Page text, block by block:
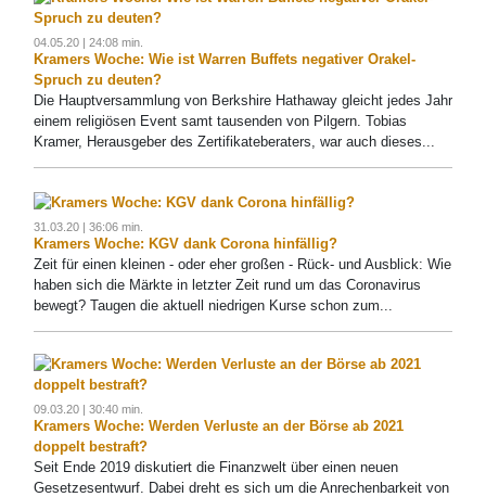
04.05.20 | 24:08 min.
Kramers Woche: Wie ist Warren Buffets negativer Orakel-
Spruch zu deuten?
Die Hauptversammlung von Berkshire Hathaway gleicht jedes Jahr
einem religiösen Event samt tausenden von Pilgern. Tobias
Kramer, Herausgeber des Zertifikateberaters, war auch dieses...
31.03.20 | 36:06 min.
Kramers Woche: KGV dank Corona hinfällig?
Zeit für einen kleinen - oder eher großen - Rück- und Ausblick: Wie
haben sich die Märkte in letzter Zeit rund um das Coronavirus
bewegt? Taugen die aktuell niedrigen Kurse schon zum...
09.03.20 | 30:40 min.
Kramers Woche: Werden Verluste an der Börse ab 2021
doppelt bestraft?
Seit Ende 2019 diskutiert die Finanzwelt über einen neuen
Gesetzesentwurf. Dabei dreht es sich um die Anrechenbarkeit von